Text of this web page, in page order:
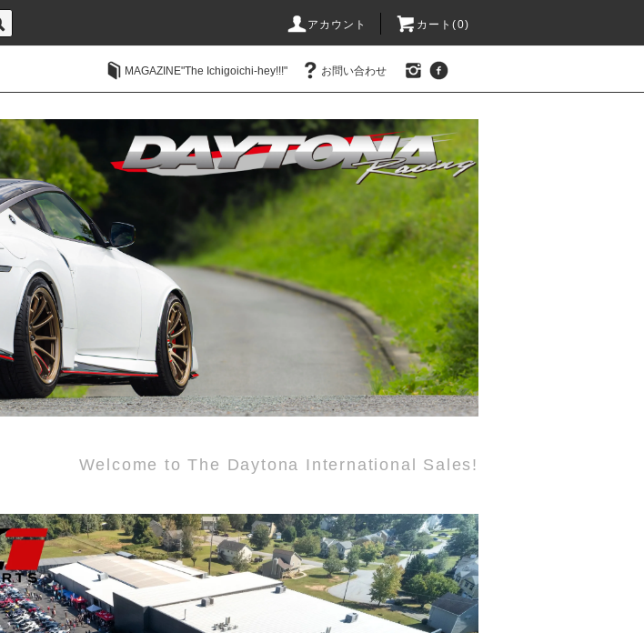
アカウント カート(0)
MAGAZINE"The Ichigoichi-hey!!!" お問い合わせ
Welcome to The Daytona International Sales!